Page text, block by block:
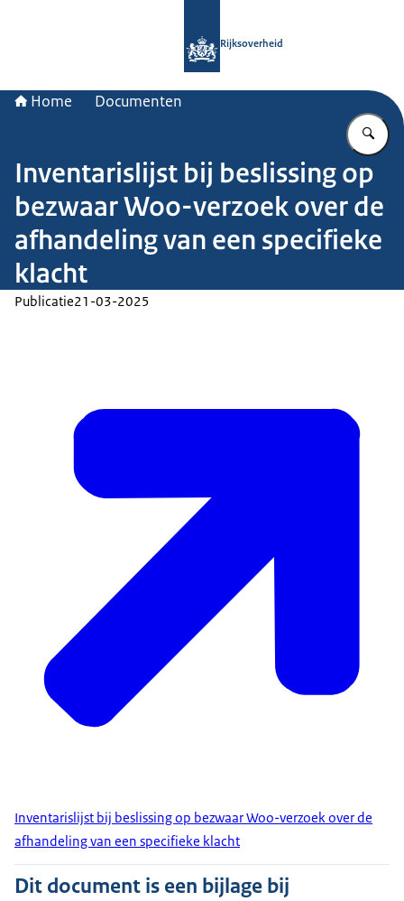
Rijksoverheid
Home Documenten
Inventarislijst bij beslissing op
bezwaar Woo-verzoek over de
afhandeling van een specifieke
klacht
Publicatie21-03-2025
Inventarislijst bij beslissing op bezwaar Woo-verzoek over de
afhandeling van een specifieke klacht
Dit document is een bijlage bij